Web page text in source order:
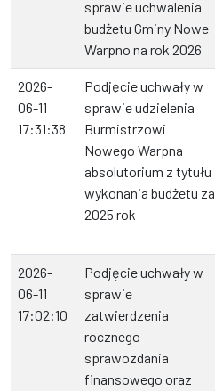
sprawie uchwalenia
budżetu Gminy Nowe
Warpno na rok 2026
2026-
06-11
17:31:38
Podjęcie uchwały w
sprawie udzielenia
Burmistrzowi
Nowego Warpna
absolutorium z tytułu
wykonania budżetu za
2025 rok
2026-
06-11
17:02:10
Podjęcie uchwały w
sprawie
zatwierdzenia
rocznego
sprawozdania
finansowego oraz